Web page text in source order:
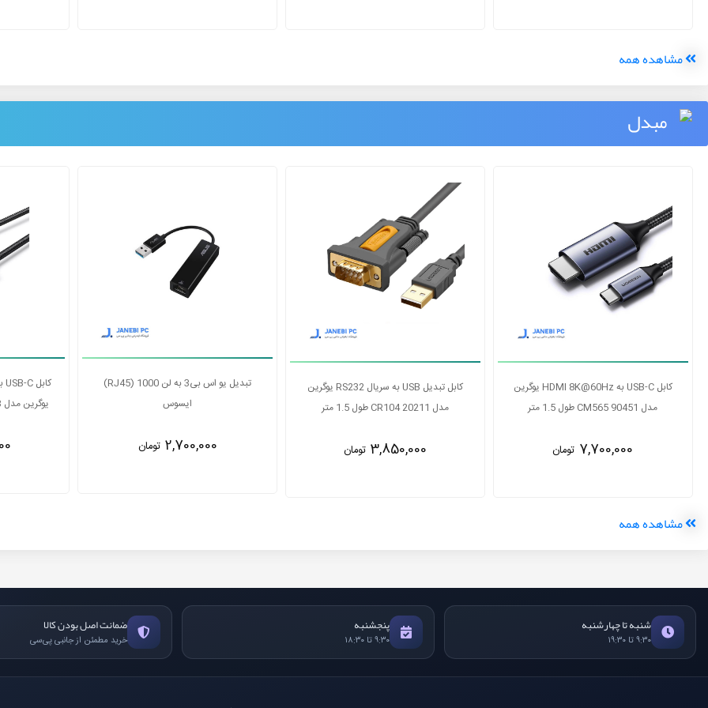
مشاهده همه
مبدل
کابل تبدیل USB به سریال RS232 یوگرین
3,850,000 تومان
کابل USB-C به HDMI 8K@60Hz یوگرین
مدل CM565 90451 طول 1.5 متر
7,700,000 تومان
تبدیل USB به HDMI یوگرین مدل CM679
25161
5,500,000 تومان
مشاهده همه
شنبه تا چهارشنبه
۹:۳۰ تا ۱۹:۳۰
پنجشنبه
۹:۳۰ تا ۱۸:۳۰
ضمانت اصل بودن کالا
خرید مطمئن از جانبی پی‌سی